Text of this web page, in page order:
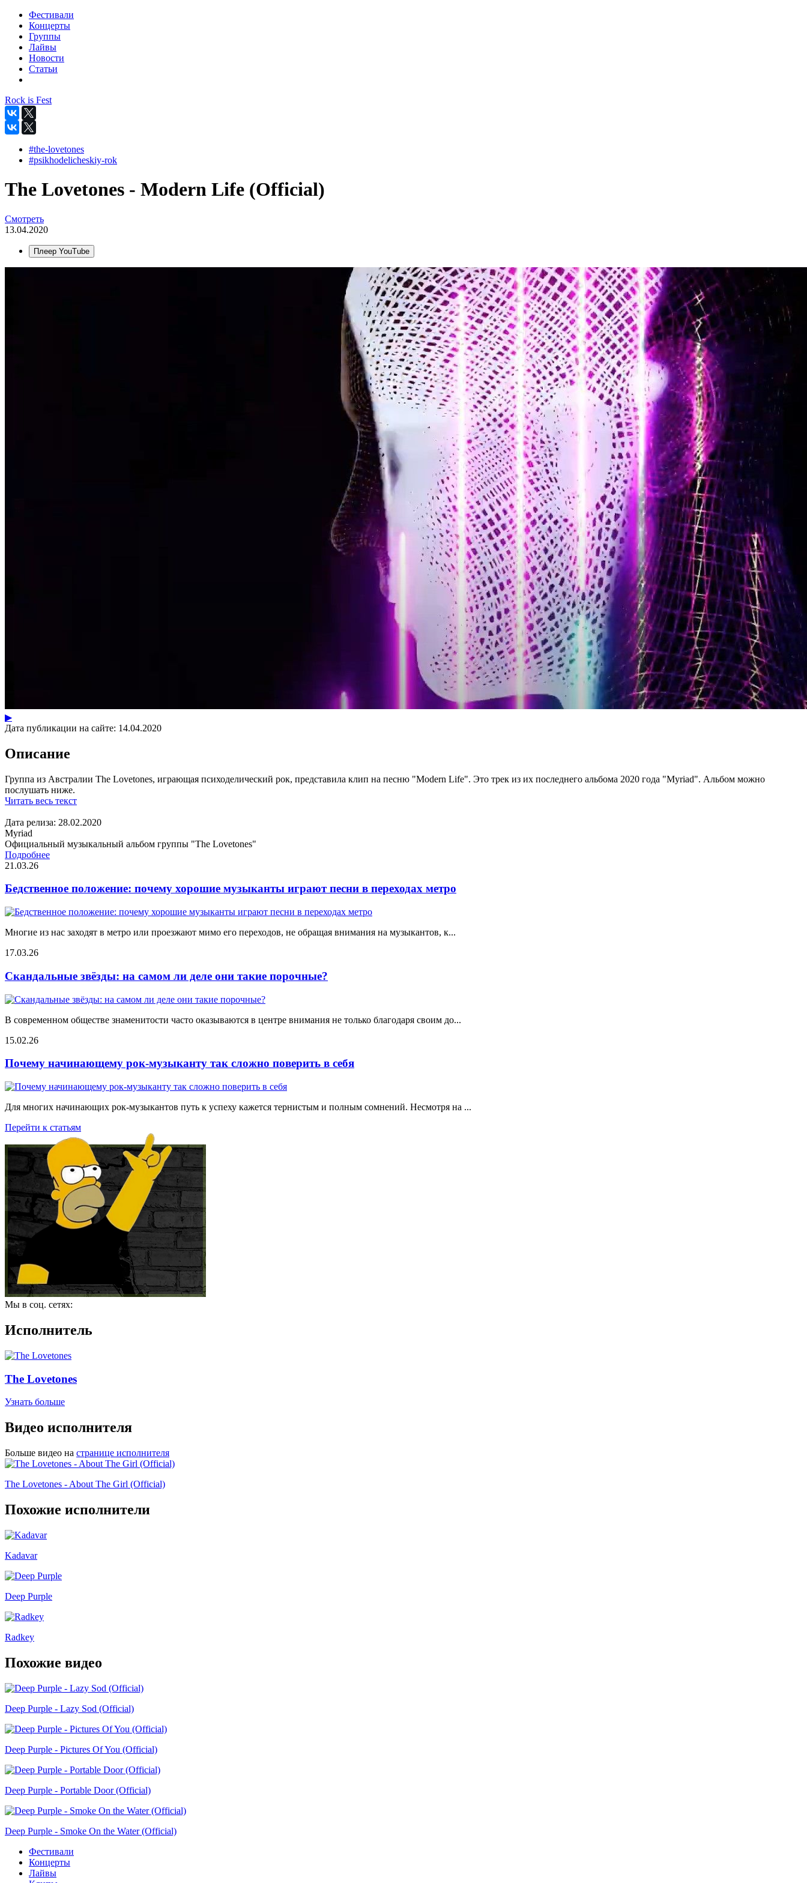
Фестивали
Концерты
Группы
Лайвы
Новости
Статьи
Rock is Fest
#the-lovetones
#psikhodelicheskiy-rok
The Lovetones - Modern Life (Official)
Смотреть
13.04.2020
Плеер YouTube
▶
Дата публикации на сайте: 14.04.2020
Описание
Группа из Австралии The Lovetones, играющая психоделический рок, представила клип на песню "Modern Life". Это трек из их последнего альбома 2020 года "Myriad". Альбом можно
послушать ниже.
Читать весь текст
Дата релиза: 28.02.2020
Myriad
Официальный музыкальный альбом группы "The Lovetones"
Подробнее
21.03.26
Бедственное положение: почему хорошие музыканты играют песни в переходах метро
Многие из нас заходят в метро или проезжают мимо его переходов, не обращая внимания на музыкантов, к...
17.03.26
Скандальные звёзды: на самом ли деле они такие порочные?
В современном обществе знаменитости часто оказываются в центре внимания не только благодаря своим до...
15.02.26
Почему начинающему рок-музыканту так сложно поверить в себя
Для многих начинающих рок-музыкантов путь к успеху кажется тернистым и полным сомнений. Несмотря на ...
Перейти к статьям
Мы в соц. сетях:
Исполнитель
The Lovetones
Узнать больше
Видео исполнителя
Больше видео на странице исполнителя
The Lovetones - About The Girl (Official)
Похожие исполнители
Kadavar
Deep Purple
Radkey
Похожие видео
Deep Purple - Lazy Sod (Official)
Deep Purple - Pictures Of You (Official)
Deep Purple - Portable Door (Official)
Deep Purple - Smoke On the Water (Official)
Фестивали
Концерты
Лайвы